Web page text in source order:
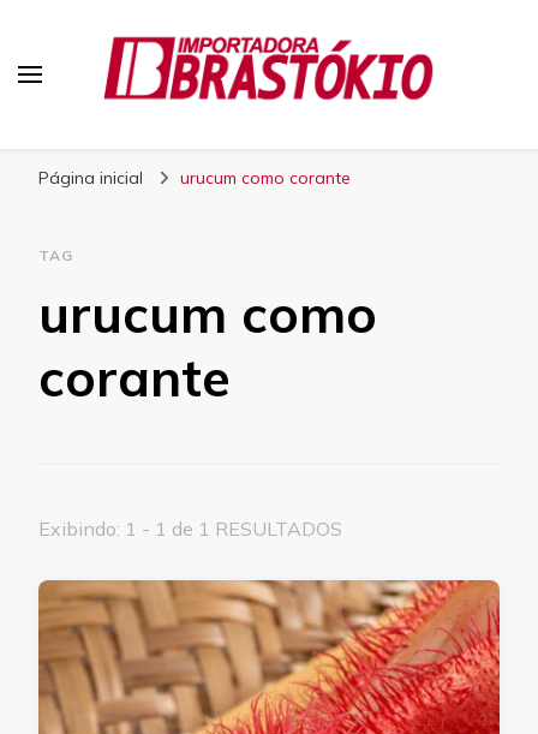
Página inicial urucum como corante
TAG
urucum como
corante
Exibindo: 1 - 1 de 1 RESULTADOS